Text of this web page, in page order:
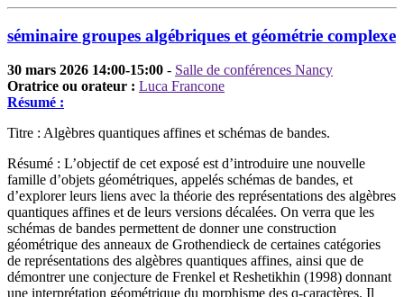
séminaire groupes algébriques et géométrie complexe
30 mars 2026 14:00-15:00 - Salle de conférences Nancy
Oratrice ou orateur : Luca Francone
Résumé :
Titre : Algèbres quantiques affines et schémas de bandes.
Résumé : L’objectif de cet exposé est d’introduire une nouvelle
famille d’objets géométriques, appelés schémas de bandes, et
d’explorer leurs liens avec la théorie des représentations des algèbres
quantiques affines et de leurs versions décalées. On verra que les
schémas de bandes permettent de donner une construction
géométrique des anneaux de Grothendieck de certaines catégories
de représentations des algèbres quantiques affines, ainsi que de
démontrer une conjecture de Frenkel et Reshetikhin (1998) donnant
une interprétation géométrique du morphisme des q-caractères. Il